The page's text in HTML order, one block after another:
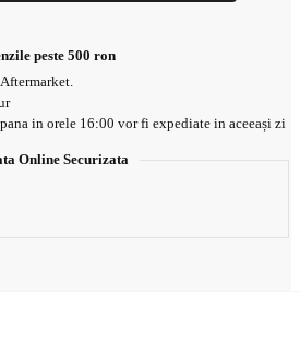
peste 500 ron
in orele 16:00 vor fi expediate in aceeași zi
Online Securizata